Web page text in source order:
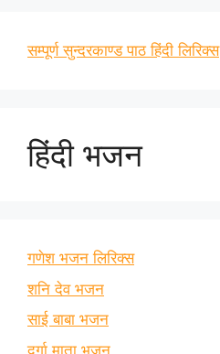
सम्पूर्ण सुन्दरकाण्ड पाठ हिंदी लिरिक्स
हिंदी भजन
गणेश भजन लिरिक्स
शनि देव भजन
साई बाबा भजन
दुर्गा माता भजन